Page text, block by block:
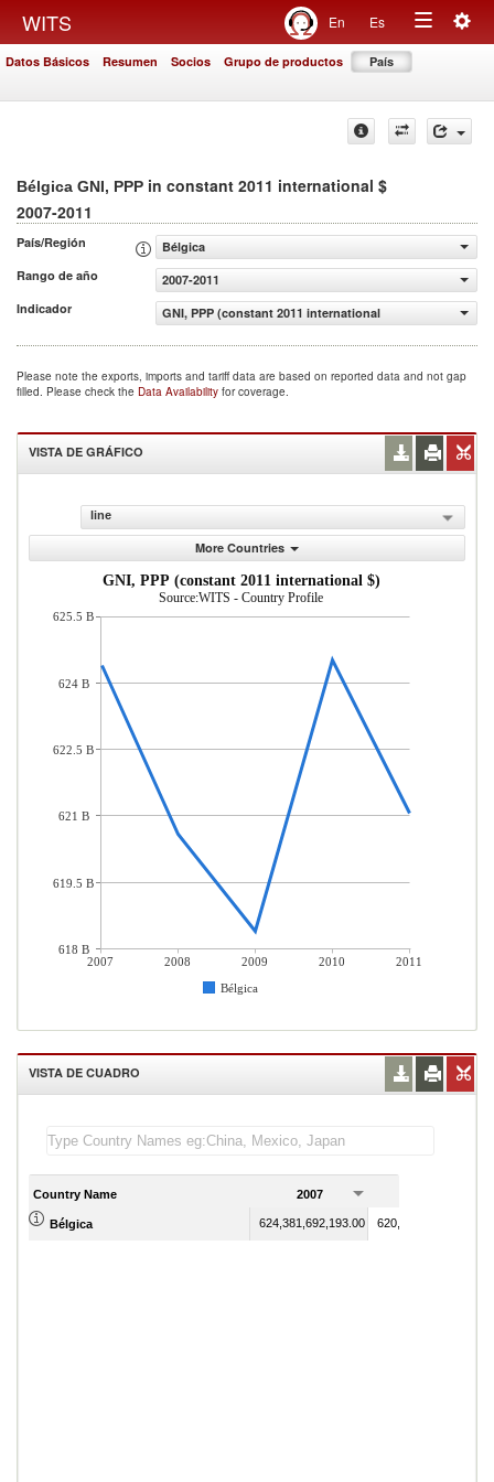
WITS En Es
Toggle
Datos Básicos Resumen Socios Grupo de productos País
Bélgica GNI, PPP in constant 2011 international $
2007-2011
País/Región
Bélgica
Rango de año
2007-2011
Indicador
GNI, PPP (constant 2011 international $)
Please note the exports, imports and tariff data are based on reported data and not gap
filled. Please check the Data Availability for coverage.
VISTA DE GRÁFICO
line
More Countries
GNI, PPP (constant 2011 international $)
Source:WITS - Country Profile
2007 2008 2009 2010
2011
Bélgica
625.5 B
624 B
622.5 B
621 B
619.5 B
618 B
VISTA DE CUADRO
Country Name 2007
Bélgica 624,381,692,193.00 620,577,198,842.00